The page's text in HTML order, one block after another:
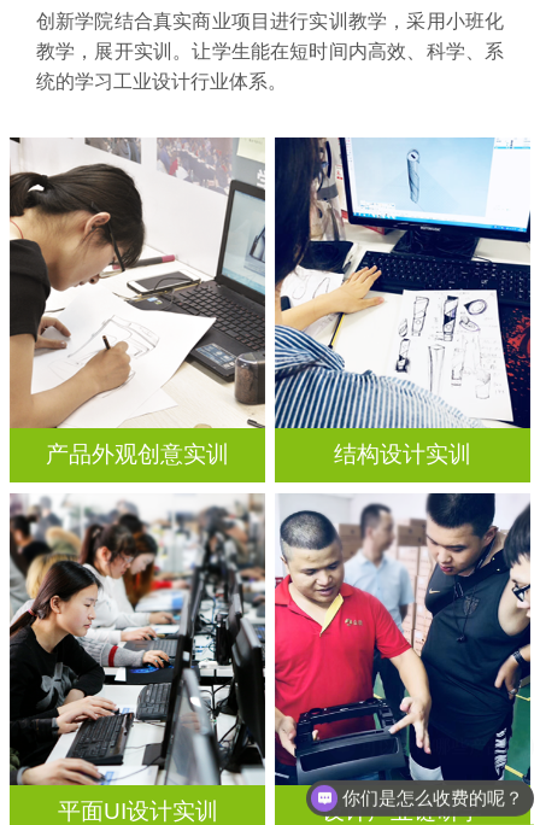
创新学院结合真实商业项目进行实训教学，采用小班化
教学，展开实训。让学生能在短时间内高效、科学、系
统的学习工业设计行业体系。
产品外观创意实训 结构设计实训
平面UI设计实训 设计产业链研学
你们是怎么收费的呢？